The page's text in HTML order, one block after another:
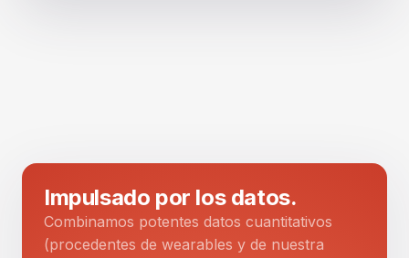
Impulsado por los datos.
Combinamos potentes datos cuantitativos
(procedentes de wearables y de nuestra